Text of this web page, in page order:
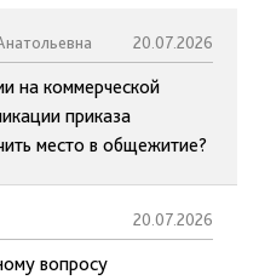
20.07.2026
на коммерческой
приказа
место в общежитие?
20.07.2026
вопросу